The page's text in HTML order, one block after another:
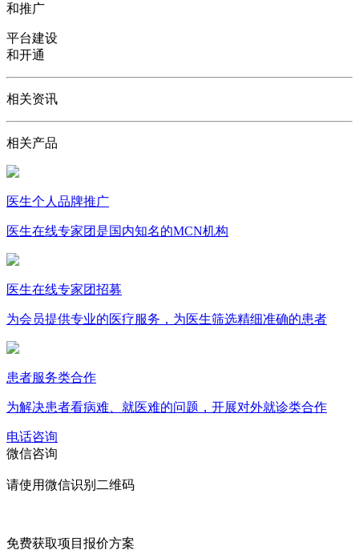
和推广
平台建设
和开通
相关资讯
相关产品
医生个人品牌推广
医生在线专家团是国内知名的MCN机构
医生在线专家团招募
为会员提供专业的医疗服务，为医生筛选精细准确的患者
患者服务类合作
为解决患者看病难、就医难的问题，开展对外就诊类合作
电话咨询
微信咨询
请使用微信识别二维码
免费获取项目报价方案